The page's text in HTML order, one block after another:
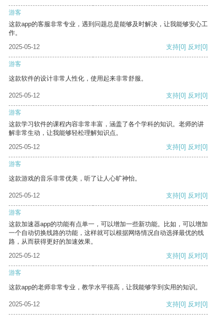
游客
这款app的客服非常专业，遇到问题总是能够及时解决，让我能够安心工
作。
2025-05-12
支持[0] 反对[0]
游客
这款软件的设计非常人性化，使用起来非常舒服。
2025-05-12 支持[0] 反对[0]
游客
这款学习软件的课程内容非常丰富，涵盖了各个学科的知识。老师的讲
解非常生动，让我能够轻松理解知识点。
2025-05-12
支持[0] 反对[0]
游客
这款游戏的音乐非常优美，听了让人心旷神怡。
2025-05-12 支持[0] 反对[0]
游客
这款加速器app的功能有点单一，可以增加一些新功能。比如，可以增加
一个自动切换线路的功能，这样就可以根据网络情况自动选择最优的线
路，从而获得更好的加速效果。
2025-05-12
支持[0] 反对[0]
游客
这款app的老师非常专业，教学水平很高，让我能够学到实用的知识。
2025-05-12 支持[0] 反对[0]